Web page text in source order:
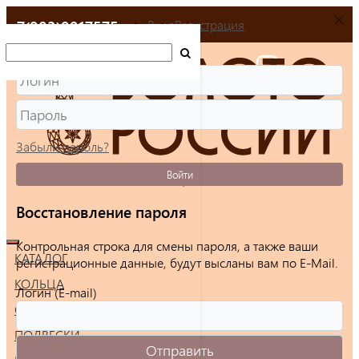
+7(903)9917575
КАТАЛОГ
КОЛЬЦА
СЕРЬГИ
ПОДВЕСКИ
ВходРегистрация
Забыли пароль?
Войти
Восстановление пароля
Контрольная строка для смены пароля, а также ваши
регистрационные данные, будут высланы вам по E-Mail.
Логин (E-mail)